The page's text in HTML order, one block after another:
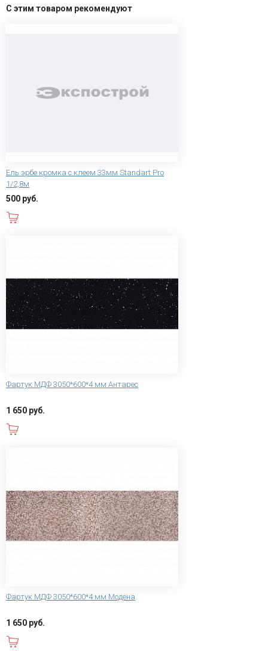
С этим товаром рекомендуют
Ель эрбе кромка с клеем 33мм Standart Pro
1/2,8м
500 руб.
Фартук МДФ 3050*600*4 мм Антарес
1 650 руб.
Фартук МДФ 3050*600*4 мм Модена
1 650 руб.